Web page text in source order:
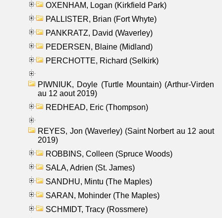
OXENHAM, Logan (Kirkfield Park)
PALLISTER, Brian (Fort Whyte)
PANKRATZ, David (Waverley)
PEDERSEN, Blaine (Midland)
PERCHOTTE, Richard (Selkirk)
PIWNIUK, Doyle (Turtle Mountain) (Arthur-Virden
au 12 aout 2019)
REDHEAD, Eric (Thompson)
REYES, Jon (Waverley) (Saint Norbert au 12 aout
2019)
ROBBINS, Colleen (Spruce Woods)
SALA, Adrien (St. James)
SANDHU, Mintu (The Maples)
SARAN, Mohinder (The Maples)
SCHMIDT, Tracy (Rossmere)